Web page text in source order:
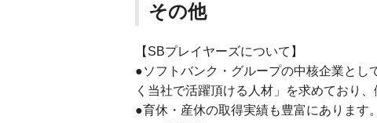
その他
【SBプレイヤーズについて】
●ソフトバンク・グループの中核企業とし
く当社で活躍頂ける人材」を求めており
●育休・産休の取得実績も豊富にあります